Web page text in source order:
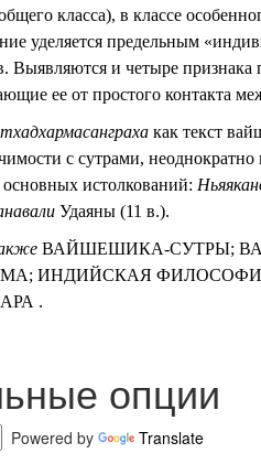
класса), в классе
уделяется предельным
Выявляются и четыре признака
ее от простого контакта
как текст
с сутрами, неоднократно
истолкований:
Удаяны (11 в.).
ВАЙШЕШИКА-СУТРЫ;
ИНДИЙСКАЯ
.
опции
Powered by Translate